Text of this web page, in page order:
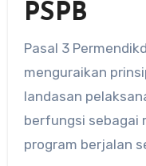
PSPB
Pasal 3
menguraikan
landasan
berfungsi sebagai
program berjalan